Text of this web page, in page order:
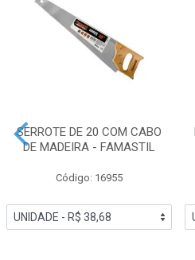
SERROTE DE 20 COM CABO
DE MADEIRA - FAMASTIL
Código: 16955